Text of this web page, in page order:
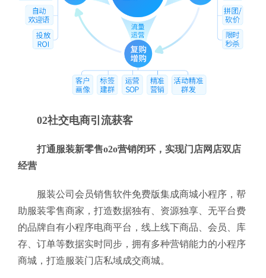
02社交电商引流获客
打通服装新零售o2o营销闭环，实现门店网店双店
经营
服装公司会员销售软件免费版集成商城小程序，帮
助服装零售商家，打造数据独有、资源独享、无平台费
的品牌自有小程序电商平台，线上线下商品、会员、库
存、订单等数据实时同步，拥有多种营销能力的小程序
商城，打造服装门店私域成交商城。